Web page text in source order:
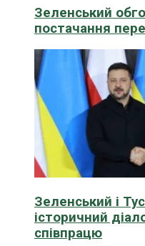
Зеленський
постачання
Зеленський і
історичний
співпрацю